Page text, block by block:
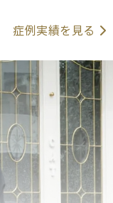
症例実績を見る